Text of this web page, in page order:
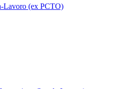
Lavoro (ex PCTO)